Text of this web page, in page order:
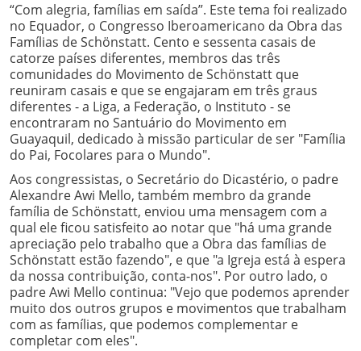
“Com alegria, famílias em saída”. Este tema foi realizado
no Equador, o Congresso Iberoamericano da Obra das
Famílias de Schönstatt. Cento e sessenta casais de
catorze países diferentes, membros das três
comunidades do Movimento de Schönstatt que
reuniram casais e que se engajaram em três graus
diferentes - a Liga, a Federação, o Instituto - se
encontraram no Santuário do Movimento em
Guayaquil, dedicado à missão particular de ser "Família
do Pai, Focolares para o Mundo".
Aos congressistas, o Secretário do Dicastério, o padre
Alexandre Awi Mello, também membro da grande
família de Schönstatt, enviou uma mensagem com a
qual ele ficou satisfeito ao notar que "há uma grande
apreciação pelo trabalho que a Obra das famílias de
Schönstatt estão fazendo", e que "a Igreja está à espera
da nossa contribuição, conta-nos". Por outro lado, o
padre Awi Mello continua: "Vejo que podemos aprender
muito dos outros grupos e movimentos que trabalham
com as famílias, que podemos complementar e
completar com eles".